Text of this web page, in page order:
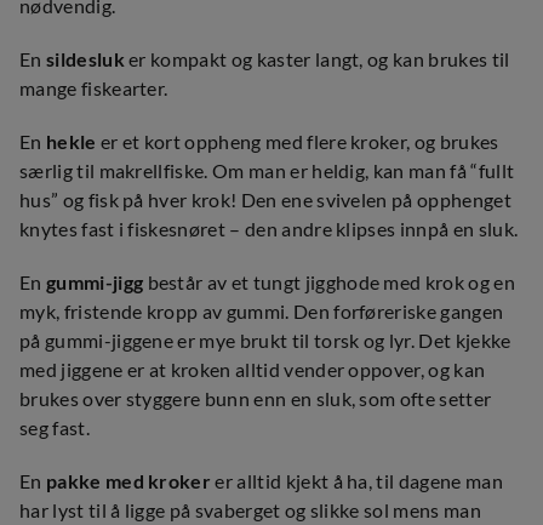
nødvendig.
En sildesluk er kompakt og kaster langt, og kan brukes til
mange fiskearter.
En hekle er et kort oppheng med flere kroker, og brukes
særlig til makrellfiske. Om man er heldig, kan man få “fullt
hus” og fisk på hver krok! Den ene svivelen på opphenget
knytes fast i fiskesnøret – den andre klipses innpå en sluk.
En gummi-jigg består av et tungt jigghode med krok og en
myk, fristende kropp av gummi. Den forføreriske gangen
på gummi-jiggene er mye brukt til torsk og lyr. Det kjekke
med jiggene er at kroken alltid vender oppover, og kan
brukes over styggere bunn enn en sluk, som ofte setter
seg fast.
En pakke med kroker er alltid kjekt å ha, til dagene man
har lyst til å ligge på svaberget og slikke sol mens man